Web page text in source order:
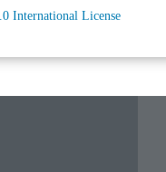
International License